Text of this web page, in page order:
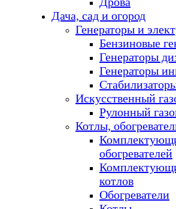
Дача, сад и огород
Генераторы и
Бензиновые
Генераторы
Генераторы
Искусственный
Рулонный
Котлы,
обогревателей
котлов
Обогреватели